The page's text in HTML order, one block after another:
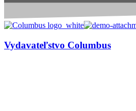
Vydavateľstvo Columbus